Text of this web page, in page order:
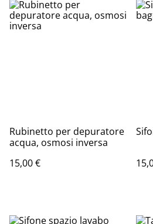
Rubinetto per depuratore
acqua, osmosi inversa
15,00 €